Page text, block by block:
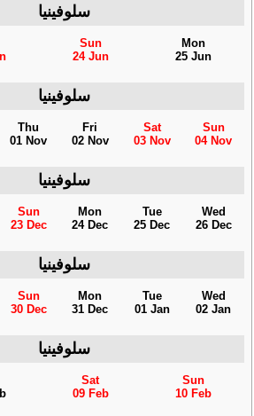
سلوفينيا
Sun
24 Jun
Mon
25 Jun
سلوفينيا
Thu
01 Nov
Fri
02 Nov
Sat
03 Nov
Sun
04 Nov
سلوفينيا
Sun
23 Dec
Mon
24 Dec
Tue
25 Dec
Wed
26 Dec
سلوفينيا
Sun
30 Dec
Mon
31 Dec
Tue
01 Jan
Wed
02 Jan
سلوفينيا
Sat
09 Feb
Sun
10 Feb